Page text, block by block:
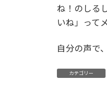
ね！のしる
いね」って
自分の声で
カテゴリー